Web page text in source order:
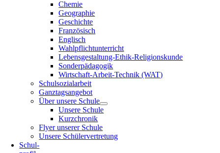
Chemie
Geographie
Geschichte
Französisch
Englisch
Wahlpflichtunterricht
Lebensgestaltung-Ethik-Religionskunde
Sonderpädagogik
Wirtschaft-Arbeit-Technik (WAT)
Schulsozialarbeit
Ganztagsangebot
Über unsere Schule
Unsere Schule
Kurzchronik
Flyer unserer Schule
Unsere Schülervertretung
Schul-